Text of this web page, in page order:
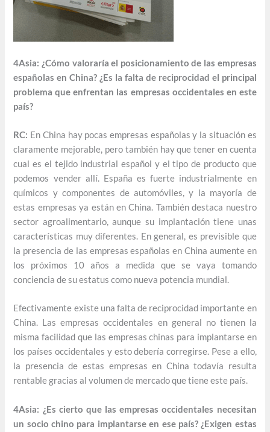
4Asia: ¿Cómo valoraría el posicionamiento de las empresas
españolas en China? ¿Es la falta de reciprocidad el principal
problema que enfrentan las empresas occidentales en este
país?
RC: En China hay pocas empresas españolas y la situación es
claramente mejorable, pero también hay que tener en cuenta
cual es el tejido industrial español y el tipo de producto que
podemos vender allí. España es fuerte industrialmente en
químicos y componentes de automóviles, y la mayoría de
estas empresas ya están en China. También destaca nuestro
sector agroalimentario, aunque su implantación tiene unas
características muy diferentes. En general, es previsible que
la presencia de las empresas españolas en China aumente en
los próximos 10 años a medida que se vaya tomando
conciencia de su estatus como nueva potencia mundial.
Efectivamente existe una falta de reciprocidad importante en
China. Las empresas occidentales en general no tienen la
misma facilidad que las empresas chinas para implantarse en
los países occidentales y esto debería corregirse. Pese a ello,
la presencia de estas empresas en China todavía resulta
rentable gracias al volumen de mercado que tiene este país.
4Asia: ¿Es cierto que las empresas occidentales necesitan
un socio chino para implantarse en ese país? ¿Exigen estas